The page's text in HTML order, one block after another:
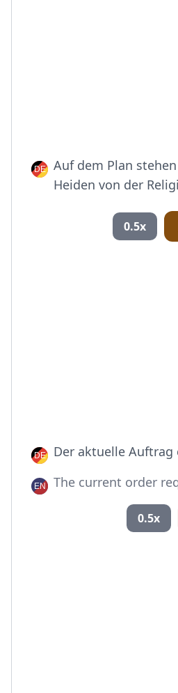
Auf dem Plan
Heiden von der
0.5x
Der aktuelle
The current order
0.5x